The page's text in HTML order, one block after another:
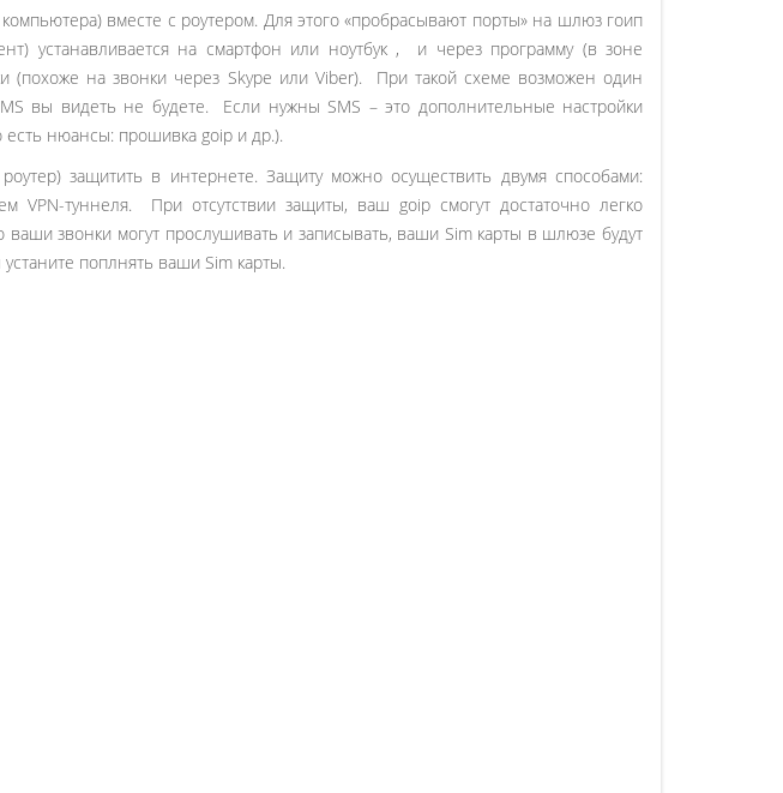
вместе с роутером. Для этого «пробрасывают порты» на шлюз гоип
устанавливается на смартфон или ноутбук , и через программу (в зоне
(похоже на звонки через Skype или Viber). При такой схеме возможен один
вы видеть не будете. Если нужны SMS – это дополнительные настройки
есть нюансы: прошивка goip и др.).
защитить в интернете. Защиту можно осуществить двумя способами:
VPN-туннеля. При отсутствии защиты, ваш goip смогут достаточно легко
ваши звонки могут прослушивать и записывать, ваши Sim карты в шлюзе будут
поплнять ваши Sim карты.